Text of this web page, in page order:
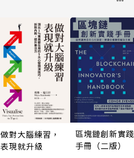
做對大腦練習，
表現就升級
區塊鏈創新實踐
手冊（二版）